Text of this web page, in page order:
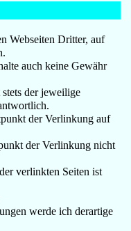
Webseiten Dritter, auf
auch keine Gewähr
der jeweilige
der Verlinkung auf
der Verlinkung nicht
verlinkten Seiten ist
werde ich derartige